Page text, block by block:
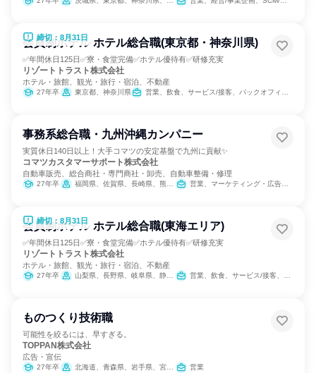
締切：8月31日
会員制ホテル ホテル総合職(東京都・神奈川県)
✅年間休日125日✅寮・食堂完備✅ホテル優待有✅研修充実
リゾートトラスト株式会社
ホテル・旅館、観光・旅行・宿泊、不動産
27年卒 東京都、神奈川県 営業、飲食、サービス/接客、バックオフィス・事務・受付、カスタマーサポート/コールセンター
事務系総合職・九州沖縄カンパニー
実質休日140日以上！大手コマツの安定基盤で九州に貢献✨
コマツカスタマーサポート株式会社
自動車販売、総合商社・専門商社・卸売、自動車整備・修理
27年卒 福岡県、佐賀県、長崎県、熊本県、大分県、宮崎県、鹿児島県、沖縄県 営業、マーケティング・広告・宣伝
締切：8月31日
会員制ホテル ホテル総合職(東海エリア)
✅年間休日125日✅寮・食堂完備✅ホテル優待有✅研修充実
リゾートトラスト株式会社
ホテル・旅館、観光・旅行・宿泊、不動産
27年卒 山梨県、長野県、岐阜県、静岡県、愛知県、三重県 営業、飲食、サービス/接客、バックオフィス・事務・受付、カスタマーサポート/コールセンター
ものつくり技術職
可能性を絞るには、早すぎる。
TOPPAN株式会社
広告・宣伝
27年卒 北海道、青森県、岩手県、宮城県、秋田県、山形県、福島県、茨城県、栃木県、群馬県、埼玉県、千葉県、東京都、神奈川県、新潟県、富山県、石川県、長野県、静岡県、愛知県、三重県、滋賀県、京都府、大阪府、兵庫県、島根県、岡山県、広島県、山口県、香川県、愛媛県、高知県、福岡県、佐賀県、長崎県、熊本県、大分県、宮崎県、鹿児島県、沖縄県 営業